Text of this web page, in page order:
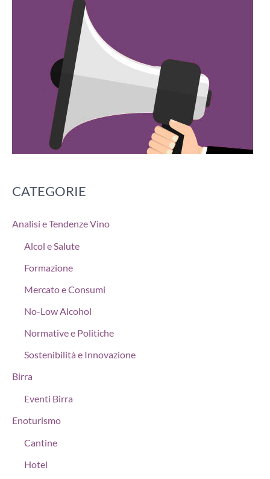
CATEGORIE
Analisi e Tendenze Vino
Alcol e Salute
Formazione
Mercato e Consumi
No-Low Alcohol
Normative e Politiche
Sostenibilità e Innovazione
Birra
Eventi Birra
Enoturismo
Cantine
Hotel